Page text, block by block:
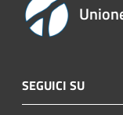
SEGUICI SU